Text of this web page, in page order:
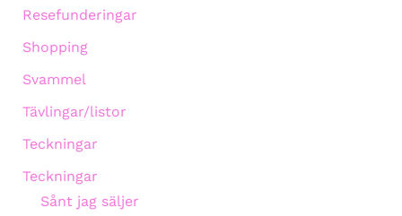
Resefunderingar
Shopping
Svammel
Tävlingar/listor
Teckningar
Teckningar
Sånt jag säljer